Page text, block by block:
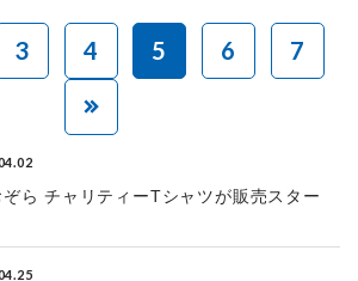
3 4 5 6 7
ぞら チャリティーTシャツが販売スター